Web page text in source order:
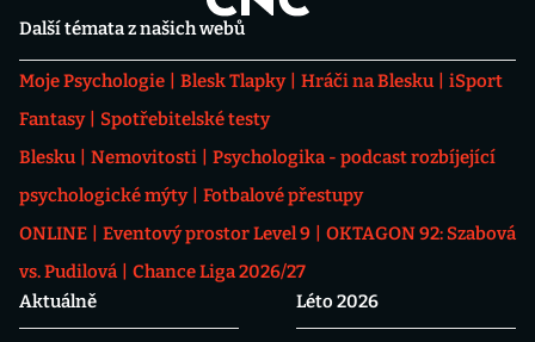
Další témata z našich webů
Moje Psychologie Blesk Tlapky Hráči na Blesku
iSport
Fantasy
Spotřebitelské testy
Blesku
Nemovitosti
Psychologika - podcast rozbíjející
psychologické mýty
Fotbalové přestupy
ONLINE
Eventový prostor Level 9
OKTAGON 92: Szabová
vs. Pudilová
Chance Liga 2026/27
Aktuálně
Léto 2026